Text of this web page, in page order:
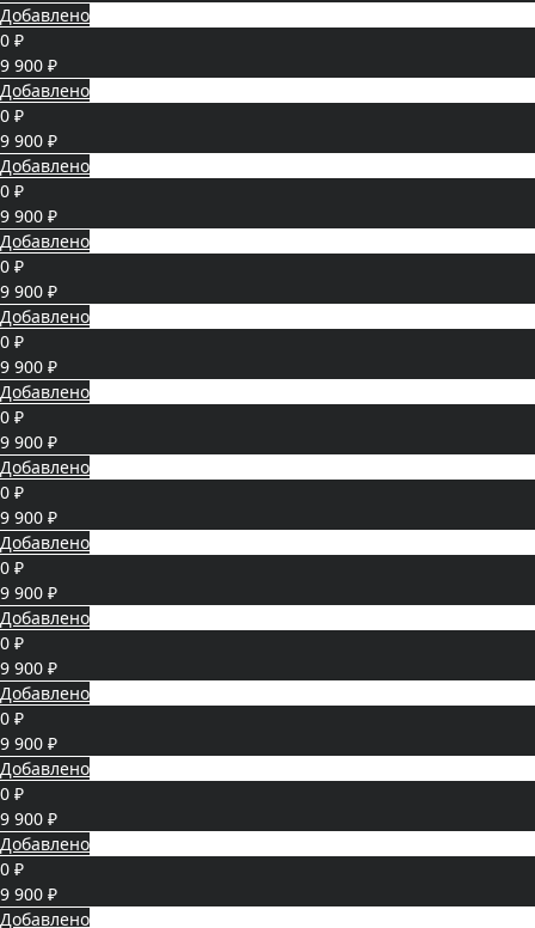
Добавлено
0 ₽
9 900 ₽
Добавлено
0 ₽
9 900 ₽
Добавлено
0 ₽
9 900 ₽
Добавлено
0 ₽
9 900 ₽
Добавлено
0 ₽
9 900 ₽
Добавлено
0 ₽
9 900 ₽
Добавлено
0 ₽
9 900 ₽
Добавлено
0 ₽
9 900 ₽
Добавлено
0 ₽
9 900 ₽
Добавлено
0 ₽
9 900 ₽
Добавлено
0 ₽
9 900 ₽
Добавлено
0 ₽
9 900 ₽
Добавлено